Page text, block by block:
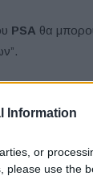
Information
or
please use the
PSA θα
ομίλου PSA,
μια τέτοια